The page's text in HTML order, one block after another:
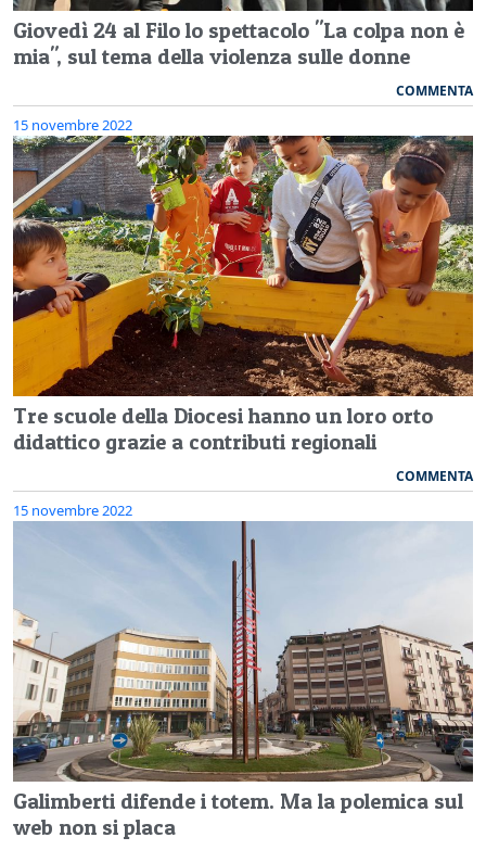
Giovedì 24 al Filo lo spettacolo "La colpa non è
mia", sul tema della violenza sulle donne
COMMENTA
15 novembre 2022
Tre scuole della Diocesi hanno un loro orto
didattico grazie a contributi regionali
COMMENTA
15 novembre 2022
Galimberti difende i totem. Ma la polemica sul
web non si placa